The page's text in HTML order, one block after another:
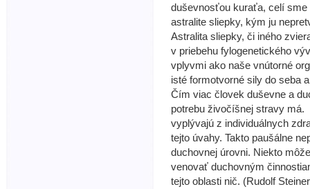
duševnosťou kuraťa, celí sme
astralite sliepky, kým ju
Astralita sliepky, či iného
v priebehu fylogenetického
vplyvmi ako naše vnútorné
isté formotvorné sily do seba
Čím viac človek duševne a
potrebu živočíšnej stravy má.
vyplývajú z individuálnych
tejto úvahy. Takto paušálne
duchovnej úrovni. Niekto
venovať duchovným
tejto oblasti nič. (Rudolf